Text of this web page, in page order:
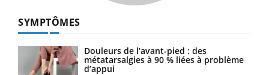
SYMPTÔMES
Douleurs de l’avant-pied : des
métatarsalgies à 90 % liées à problème
d’appui